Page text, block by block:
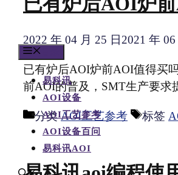
易科讯
AOI设备
AOI工艺参考
AOI设备百问
易科讯AOI
2022 年 04 月 25 日 2021 年 06
已有炉后AOI炉前AOI值得买
前AOI的普及，SMT生产要求
分类AOI工艺参考 标签